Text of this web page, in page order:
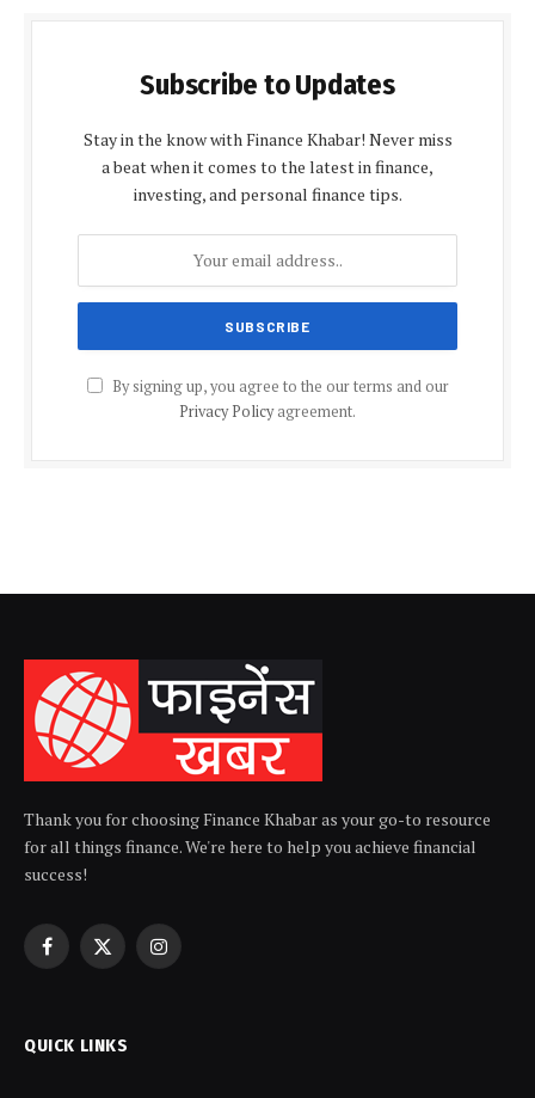
Subscribe to Updates
Stay in the know with Finance Khabar! Never miss
a beat when it comes to the latest in finance,
investing, and personal finance tips.
By signing up, you agree to the our terms and our
Privacy Policyagreement.
Thank you for choosing Finance Khabar as your go-to resource
for all things finance. We're here to help you achieve financial
success!
Facebook
X
Instagram
QUICK LINKS